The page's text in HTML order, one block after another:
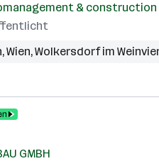
& construction
,Wien,Wolkersdorf im
GMBH